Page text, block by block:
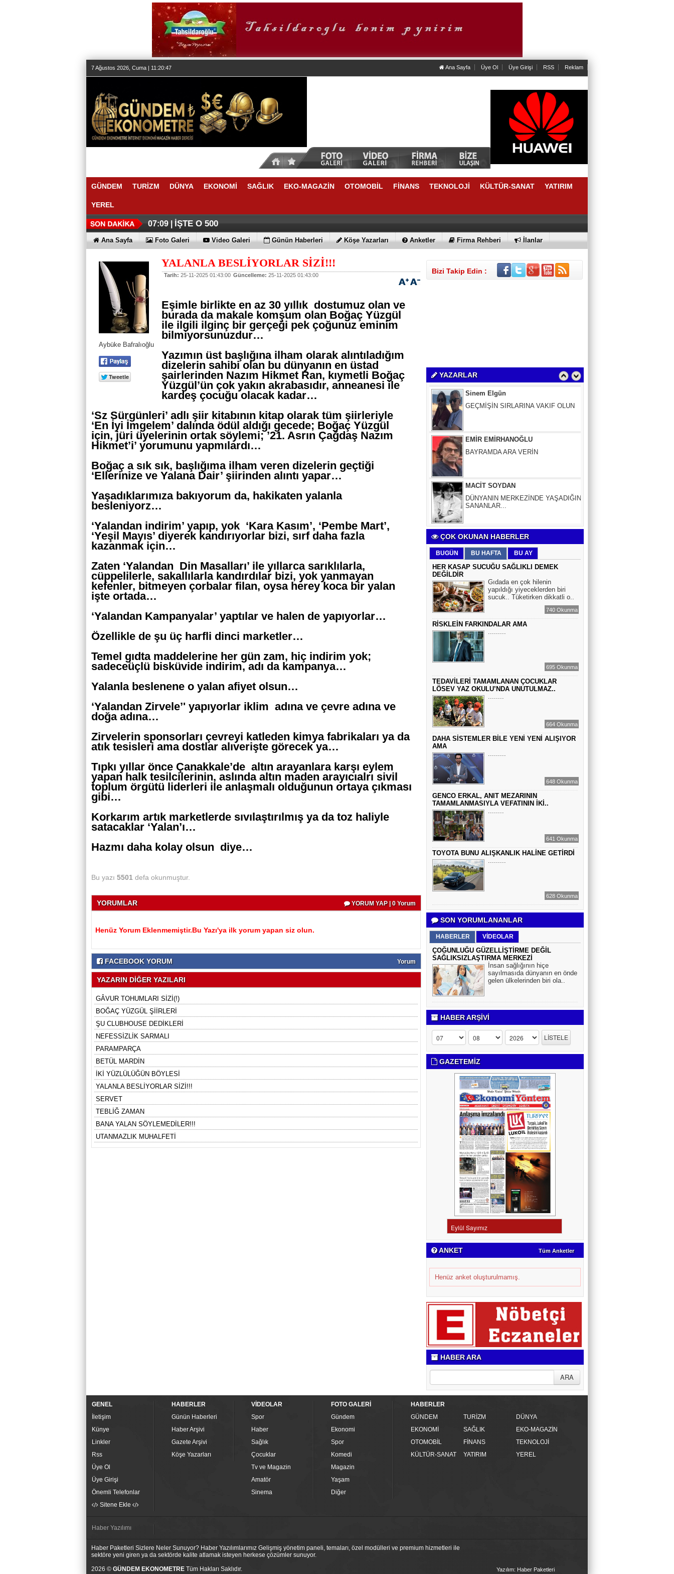
7 Ağustos 2026, Cuma | 11:20:47 Ana Sayfa Üye Ol Üye Girişi RSS Reklam
GÜNDEM TURİZM DÜNYA EKONOMİ SAĞLIK EKO-MAGAZİN OTOMOBİL FİNANS TEKNOLOJİ KÜLTÜR-SANAT YATIRIM
YEREL
07:09 | İŞTE O 500
Ana Sayfa Foto Galeri Video Galeri Günün Haberleri Köşe Yazarları Anketler Firma Rehberi İlanlar
Aybüke Bafralıoğlu
YALANLA BESLİYORLAR SİZİ!!!
Tarih: 25-11-2025 01:43:00 Güncelleme: 25-11-2025 01:43:00
Eşimle birlikte en az 30 yıllık dostumuz olan ve
burada da makale komşum olan Boğaç Yüzgül
ile ilgili ilginç bir gerçeği pek çoğunuz eminim
bilmiyorsunuzdur…
Yazımın üst başlığına ilham olarak alıntıladığım
dizelerin sahibi olan bu dünyanın en üstad
şairlerinden Nazım Hikmet Ran, kıymetli Boğaç
Yüzgül’ün çok yakın akrabasıdır, anneanesi ile
kardeş çocuğu olacak kadar…
‘Sz Sürgünleri’ adlı şiir kitabının kitap olarak tüm şiirleriyle
‘En İyi İmgelem’ dalında ödül aldığı gecede; Boğaç Yüzgül
için, jüri üyelerinin ortak söylemi; ’21. Asrın Çağdaş Nazım
Hikmet’i’ yorumunu yapmılardı…
Boğaç a sık sık, başlığıma ilham veren dizelerin geçtiği
‘Ellerinize ve Yalana Dair’ şiirinden alıntı yapar…
Yaşadıklarımıza bakıyorum da, hakikaten yalanla
besleniyorz…
‘Yalandan indirim’ yapıp, yok ‘Kara Kasım’, ‘Pembe Mart’,
‘Yeşil Mayıs’ diyerek kandırıyorlar bizi, sırf daha fazla
kazanmak için…
Zaten ‘Yalandan Din Masalları’ ile yıllarca sarıklılarla,
cüppelilerle, sakallılarla kandırdılar bizi, yok yanmayan
kefenler, bitmeyen çorbalar filan, oysa herey koca bir yalan
işte ortada…
‘Yalandan Kampanyalar’ yaptılar ve halen de yapıyorlar…
Özellikle de şu üç harfli dinci marketler…
Temel gıdta maddelerine her gün zam, hiç indirim yok;
sadeceüçlü bisküvide indirim, adı da kampanya…
Yalanla beslenene o yalan afiyet olsun…
‘Yalandan Zirvele’' yapıyorlar iklim adına ve çevre adına ve
doğa adına…
Zirvelerin sponsorları çevreyi katleden kimya fabrikaları ya da
atık tesisleri ama dostlar alıverişte görecek ya…
Tıpkı yıllar önce Çanakkale’de altın arayanlara karşı eylem
yapan halk tesilcilerinin, aslında altın maden arayıcıalrı sivil
toplum örgütü liderleri ile anlaşmalı olduğunun ortaya çıkması
gibi…
Korkarım artık marketlerde sıvılaştırılmış ya da toz haliyle
satacaklar ‘Yalan’ı…
Hazmı daha kolay olsun diye…
Bu yazı 5501 defa okunmuştur.
YORUMLAR YORUM YAP | 0 Yorum
Henüz Yorum Eklenmemiştir.Bu Yazı'ya ilk yorum yapan siz olun.
FACEBOOK YORUM Yorum
YAZARIN DİĞER YAZILARI
GÂVUR TOHUMLARI SİZİ(!)
BOĞAÇ YÜZGÜL ŞİİRLERİ
ŞU CLUBHOUSE DEDİKLERİ
NEFESSİZLİK SARMALI
PARAMPARÇA
BETÜL MARDİN
İKİ YÜZLÜLÜĞÜN BÖYLESİ
YALANLA BESLİYORLAR SİZİ!!!
SERVET
TEBLİĞ ZAMAN
BANA YALAN SÖYLEMEDİLER!!!
UTANMAZLIK MUHALFETİ
Bizi Takip Edin :
YAZARLAR
EMİR EMİRHANOĞLU
BAYRAMDA ARA VERİN
MACİT SOYDAN
DÜNYANIN MERKEZİNDE YAŞADIĞINI
Aybüke Bafralıoğlu
FORO KÜLTÜRÜNÜN TRİBÜN
OYUNCULARI
BOĞAÇ YÜZGÜL
TURİZM VE EĞİTİM
Mr.Hiko...
KORKU VE ŞÜPHE
DÜŞMANLARINIZDIR...
Çiğdem Yorgancıoğlu
İkilikli ve İkircikli Tabiat Diyalektiğinde
Mobius Spiral Mucizeler, Akış ve Doğa
Döngüsünün Bilgeliği...
Sinem Elgün
GEÇMİŞİN SIRLARINA VAKIF OLUN
EMİR EMİRHANOĞLU
BAYRAMDA ARA VERİN
MACİT SOYDAN
DÜNYANIN MERKEZİNDE YAŞADIĞINI
ÇOK OKUNAN HABERLER
BUGÜN BU HAFTA BU AY
HER KASAP SUCUĞU SAĞLIKLI DEMEK
DEĞİLDİR
Gıdada en çok hilenin
yapıldığı yiyeceklerden biri
sucuk.. Tüketirken dikkatli o..
740 Okunma
RİSKLEİN FARKINDALAR AMA
.........
695 Okunma
TEDAVİLERİ TAMAMLANAN ÇOCUKLAR
LÖSEV YAZ OKULU’NDA UNUTULMAZ..
........
664 Okunma
DAHA SİSTEMLER BİLE YENİ YENİ ALIŞIYOR
AMA
.........
648 Okunma
GENCO ERKAL, ANIT MEZARININ
TAMAMLANMASIYLA VEFATININ İKİ..
........
641 Okunma
TOYOTA BUNU ALIŞKANLIK HALİNE GETİRDİ
.........
628 Okunma
SON YORUMLANANLAR
HABERLER VİDEOLAR
ÇOĞUNLUĞU GÜZELLİŞTİRME DEĞİL
SAĞLIKSIZLAŞTIRMA MERKEZİ
İnsan sağlığının hiçe
sayılmasıda dünyanın en önde
gelen ülkelerinden biri ola..
HABER ARŞİVİ
GAZETEMİZ
ANKET Tüm Anketler
Henüz anket oluşturulmamış.
HABER ARA
GENEL
İletişim
Künye
Linkler
Rss
Üye Ol
Üye Girişi
Önemli Telefonlar
Sitene Ekle
HABERLER
Günün Haberleri
Haber Arşivi
Gazete Arşivi
Köşe Yazarları
VİDEOLAR
Spor
Haber
Sağlık
Çocuklar
Tv ve Magazin
Amatör
Sinema
FOTO GALERİ
Gündem
Ekonomi
Spor
Komedi
Magazin
Yaşam
Diğer
HABERLER
GÜNDEM
TURİZM
DÜNYA
EKONOMİ
SAĞLIK
EKO-MAGAZİN
OTOMOBİL
FİNANS
TEKNOLOJİ
KÜLTÜR-SANAT
YATIRIM YEREL
Haber Yazılımı
Haber Paketleri Sizlere Neler Sunuyor? Haber Yazılımlarımız Gelişmiş yönetim paneli, temaları, özel modülleri ve premium hizmetleri ile
sektöre yeni giren ya da sektörde kalite atlamak isteyen herkese çözümler sunuyor.
2026 © GÜNDEM EKONOMETRE Tüm Hakları Saklıdır. Yazılım: Haber Paketleri